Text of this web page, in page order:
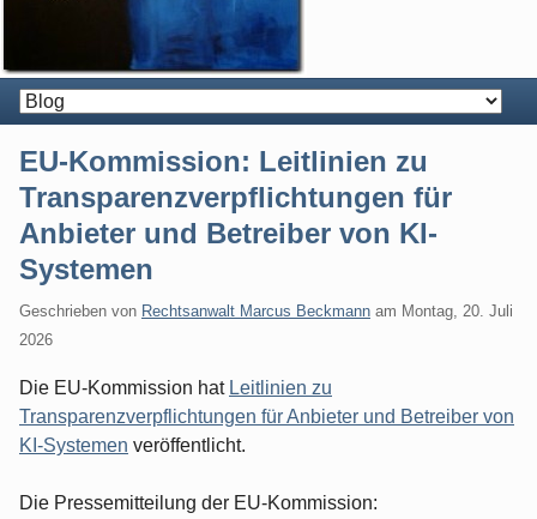
EU-Kommission: Leitlinien zu
Transparenzverpflichtungen für
Anbieter und Betreiber von KI-
Systemen
Geschrieben von Rechtsanwalt Marcus Beckmann am Montag, 20. Juli
2026
Die EU-Kommission hat Leitlinien zu
Transparenzverpflichtungen für Anbieter und Betreiber von
KI-Systemen veröffentlicht.
Die Pressemitteilung der EU-Kommission: